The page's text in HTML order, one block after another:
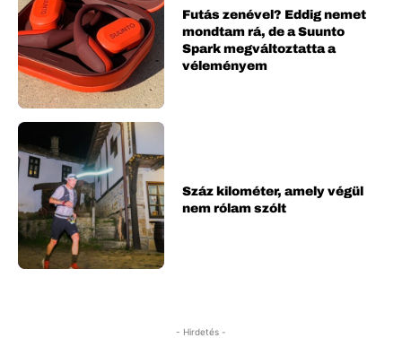
Futás zenével? Eddig nemet
mondtam rá, de a Suunto
Spark megváltoztatta a
véleményem
Száz kilométer, amely végül
nem rólam szólt
- Hirdetés -